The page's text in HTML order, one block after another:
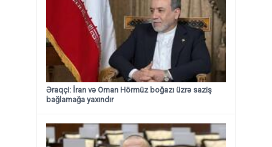
Əraqçi: İran və Oman Hörmüz boğazı üzrə saziş
bağlamağa yaxındır